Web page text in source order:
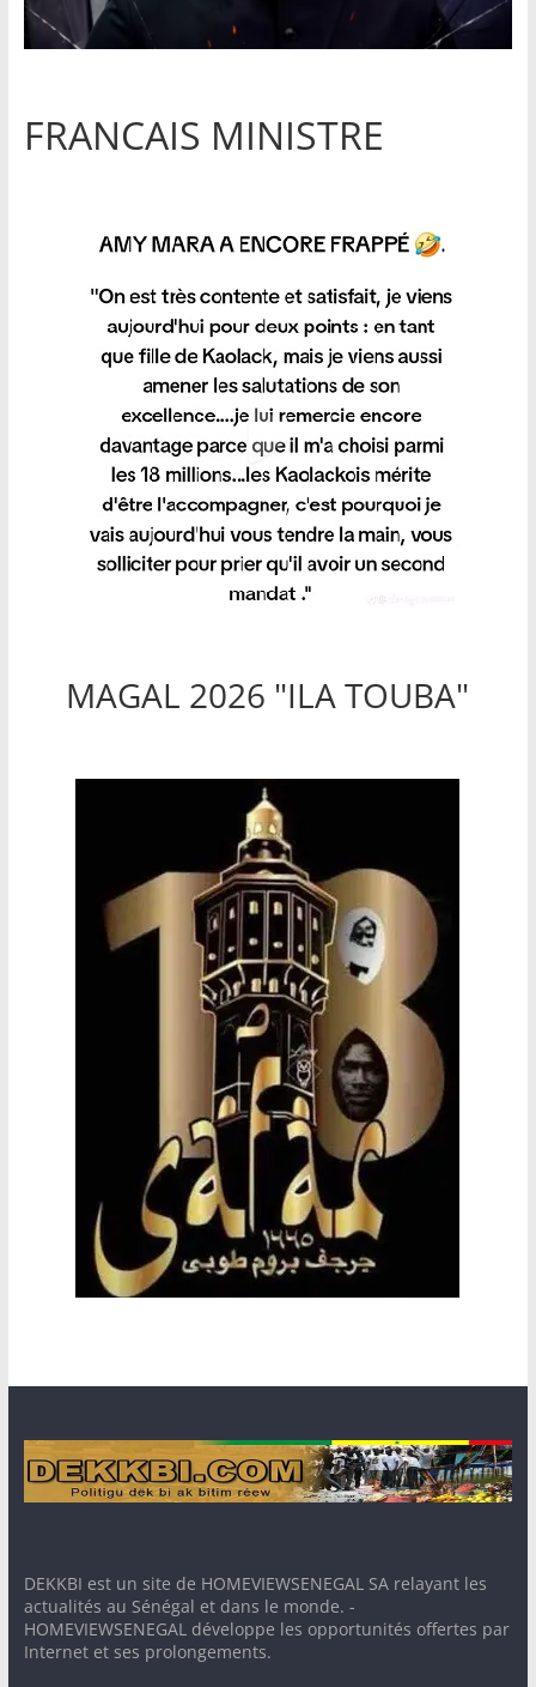
FRANCAIS MINISTRE
MAGAL 2026 "ILA TOUBA"
DEKKBI est un site de HOMEVIEWSENEGAL SA relayant les
actualités au Sénégal et dans le monde. -
HOMEVIEWSENEGAL développe les opportunités offertes par
Internet et ses prolongements.